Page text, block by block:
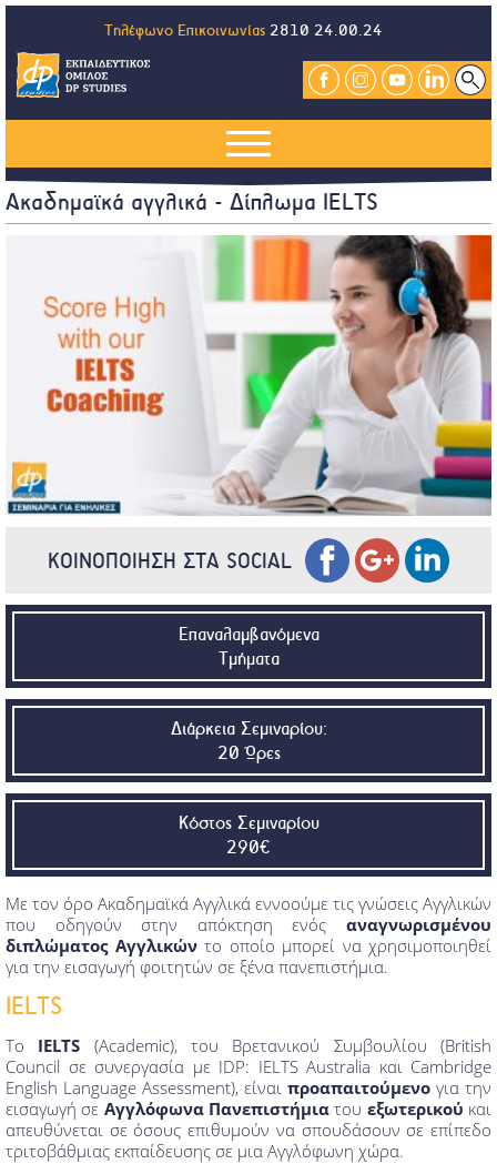
Τηλέφωνο Επικοινωνίας 2810 24.00.24
Ακαδημαϊκά αγγλικά - Δίπλωμα IELTS
ΚΟΙΝΟΠΟΙΗΣΗ ΣΤΑ SOCIAL
Επαναλαμβανόμενα
Τμήματα
Διάρκεια Σεμιναρίου:
20 Ώρες
Κόστος Σεμιναρίου
290€
Με τον όρο Ακαδημαϊκά Αγγλικά εννοούμε τις γνώσεις Αγγλικών
που οδηγούν στην απόκτηση ενός αναγνωρισμένου
διπλώματος Αγγλικώντο οποίο μπορεί να χρησιμοποιηθεί
για την εισαγωγή φοιτητών σε ξένα πανεπιστήμια.
IELTS
Το IELTS (Academic), του Βρετανικού Συμβουλίου (British
Council σε συνεργασία με IDP: IELTS Australia και Cambridge
English Language Assessment), είναι προαπαιτούμενο για την
εισαγωγή σε Αγγλόφωνα Πανεπιστήμια του εξωτερικού και
απευθύνεται σε όσους επιθυμούν να σπουδάσουν σε επίπεδο
τριτοβάθμιας εκπαίδευσης σε μια Αγγλόφωνη χώρα.